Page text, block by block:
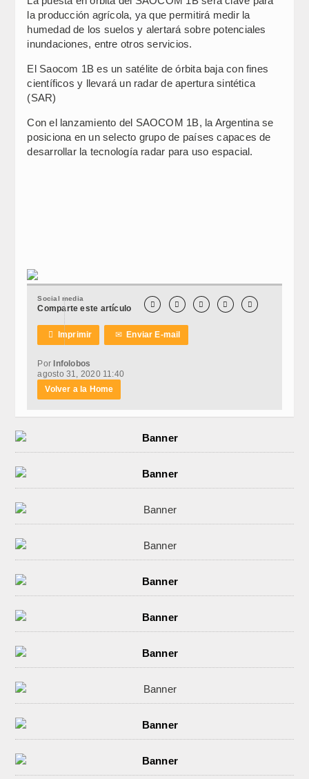
la producción agrícola, ya que permitirá medir la
humedad de los suelos y alertará sobre potenciales
inundaciones, entre otros servicios.
El Saocom 1B es un satélite de órbita baja con fines
científicos y llevará un radar de apertura sintética
(SAR)
Con el lanzamiento del SAOCOM 1B, la Argentina se
posiciona en un selecto grupo de países capaces de
desarrollar la tecnología radar para uso espacial.
Social media
Comparte este artículo     
 Imprimir ✉Enviar E-mail
Por Infolobos
agosto 31, 2020 11:40
Volver a la Home